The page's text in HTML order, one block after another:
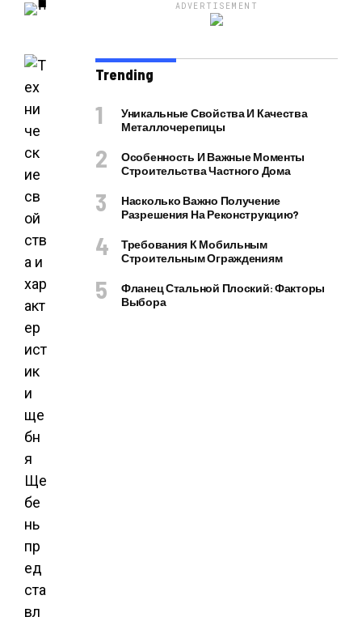
Ще
бе
нь
пр
ед
ста
вл
ADVERTISEMENT
Trending
Уникальные Свойства И Качества
Металлочерепицы
Особенность И Важные Моменты
Строительства Частного Дома
Насколько Важно Получение
Разрешения На Реконструкцию?
Требования К Мобильным
Строительным Ограждениям
Фланец Стальной Плоский: Факторы
Выбора